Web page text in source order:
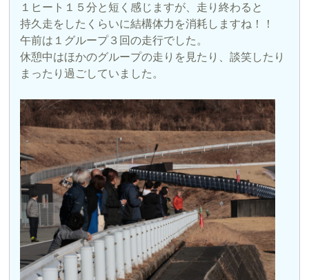
１ヒート１５分と短く感じますが、走り終わると
持久走をしたくらいに結構体力を消耗しますね！！
午前は１グループ３回の走行でした。
休憩中はほかのグループの走りを見たり、談笑したり
まったり過ごしていました。